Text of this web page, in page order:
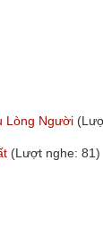
Lòng Người
(Lượt nghe: 81)